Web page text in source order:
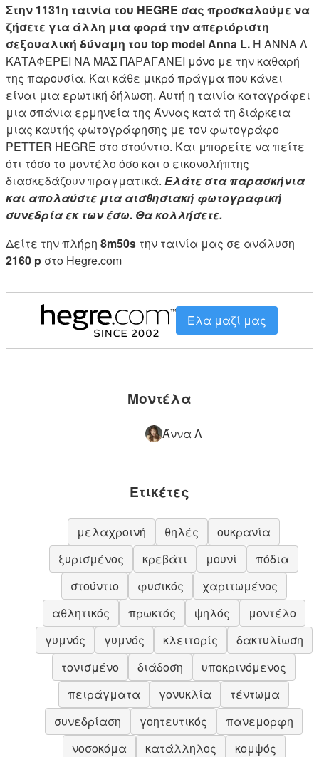
Στην 1131η ταινία του HEGRE σας προσκαλούμε να
ζήσετε για άλλη μια φορά την απεριόριστη
σεξουαλική δύναμη του top model Anna L. Η ΑΝΝΑ Λ
ΚΑΤΑΦΕΡΕΙ ΝΑ ΜΑΣ ΠΑΡΑΓΑΝΕΙ μόνο με την καθαρή
της παρουσία. Και κάθε μικρό πράγμα που κάνει
είναι μια ερωτική δήλωση. Αυτή η ταινία καταγράφει
μια σπάνια ερμηνεία της Άννας κατά τη διάρκεια
μιας καυτής φωτογράφησης με τον φωτογράφο
PETTER HEGRE στο στούντιο. Και μπορείτε να πείτε
ότι τόσο το μοντέλο όσο και ο εικονολήπτης
διασκεδάζουν πραγματικά. Ελάτε στα παρασκήνια
και απολαύστε μια αισθησιακή φωτογραφική
συνεδρία εκ των έσω. Θα κολλήσετε.
Δείτε την πλήρη 8m50s την ταινία μας σε ανάλυση
2160 p στο Hegre.com
Ελα μαζί μας
Μοντέλα
Άννα Λ
Ετικέτες
μελαχροινή θηλές
ουκρανία
ξυρισμένος
κρεβάτι μουνί
πόδια
στούντιο
φυσικός
χαριτωμένος
αθλητικός
πρωκτός ψηλός
μοντέλο
γυμνός
γυμνός κλειτορίς
δακτυλίωση
τονισμένο
διάδοση
υποκρινόμενος
πειράγματα
γονυκλία
τέντωμα
συνεδρίαση
γοητευτικός
πανεμορφη
νοσοκόμα
κατάλληλος
κομψός